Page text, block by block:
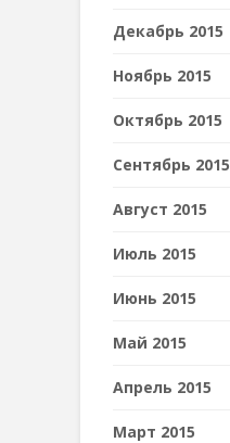
Декабрь 2015
Ноябрь 2015
Октябрь 2015
Сентябрь 2015
Август 2015
Июль 2015
Июнь 2015
Май 2015
Апрель 2015
Март 2015